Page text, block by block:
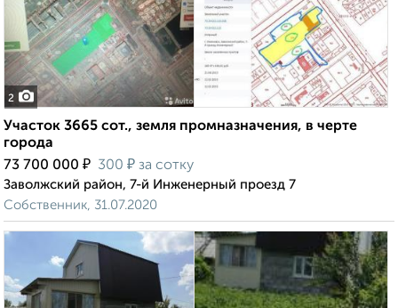
2
Участок 3665 сот., земля промназначения, в черте
города
73 700 000 ₽ 300 ₽ за сотку
Заволжский район, 7-й Инженерный проезд 7
Собственник, 31.07.2020